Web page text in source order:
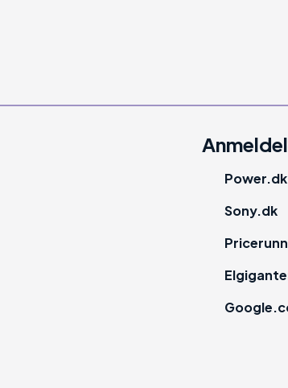
Power.dk
Sony.dk